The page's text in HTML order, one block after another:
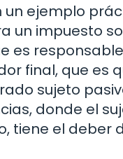
ejemplo
un impuesto
es
final, que es
sujeto
donde el
tiene el deber